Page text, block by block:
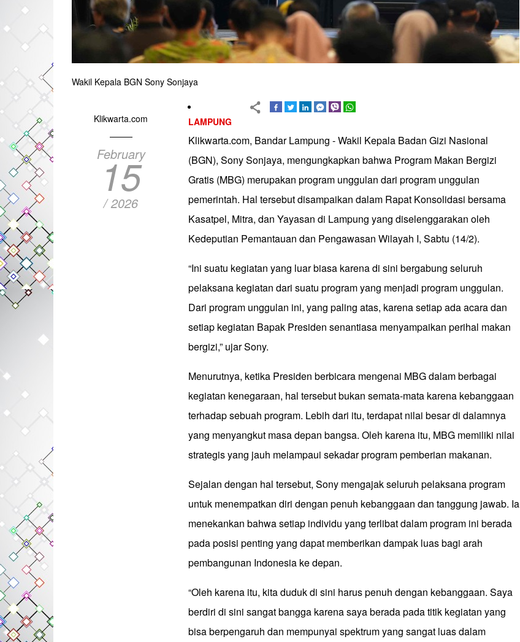
Wakil Kepala BGN Sony Sonjaya
Klikwarta.com
February
15
/ 2026
LAMPUNG
Klikwarta.com, Bandar Lampung - Wakil Kepala Badan Gizi Nasional
(BGN), Sony Sonjaya, mengungkapkan bahwa Program Makan Bergizi
Gratis (MBG) merupakan program unggulan dari program unggulan
pemerintah. Hal tersebut disampaikan dalam Rapat Konsolidasi bersama
Kasatpel, Mitra, dan Yayasan di Lampung yang diselenggarakan oleh
Kedeputian Pemantauan dan Pengawasan Wilayah I, Sabtu (14/2).
“Ini suatu kegiatan yang luar biasa karena di sini bergabung seluruh
pelaksana kegiatan dari suatu program yang menjadi program unggulan.
Dari program unggulan ini, yang paling atas, karena setiap ada acara dan
setiap kegiatan Bapak Presiden senantiasa menyampaikan perihal makan
bergizi,” ujar Sony.
Menurutnya, ketika Presiden berbicara mengenai MBG dalam berbagai
kegiatan kenegaraan, hal tersebut bukan semata-mata karena kebanggaan
terhadap sebuah program. Lebih dari itu, terdapat nilai besar di dalamnya
yang menyangkut masa depan bangsa. Oleh karena itu, MBG memiliki nilai
strategis yang jauh melampaui sekadar program pemberian makanan.
Sejalan dengan hal tersebut, Sony mengajak seluruh pelaksana program
untuk menempatkan diri dengan penuh kebanggaan dan tanggung jawab. Ia
menekankan bahwa setiap individu yang terlibat dalam program ini berada
pada posisi penting yang dapat memberikan dampak luas bagi arah
pembangunan Indonesia ke depan.
“Oleh karena itu, kita duduk di sini harus penuh dengan kebanggaan. Saya
berdiri di sini sangat bangga karena saya berada pada titik kegiatan yang
bisa berpengaruh dan mempunyai spektrum yang sangat luas dalam